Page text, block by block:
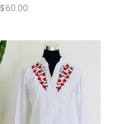
$60.00